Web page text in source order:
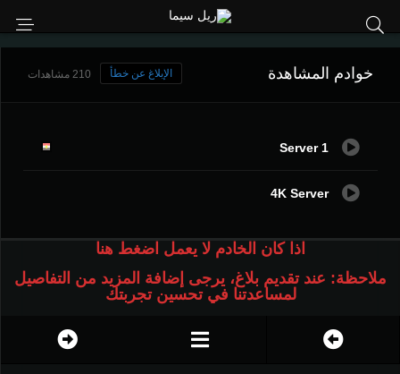
خوادم المشاهدة 210 مشاهدات الإبلاغ عن خطأ
Server 1
4K Server
اذا كان الخادم لا يعمل اضغط هنا
ملاحظة: عند تقديم بلاغ، يرجى إضافة المزيد من التفاصيل
لمساعدتنا في تحسين تجربتك